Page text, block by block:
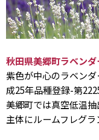
秋田県美郷町ラベンダ
紫色が中心のラベン
成25年品種登録-第
美郷町では真空低温
主体にルームフレグラ